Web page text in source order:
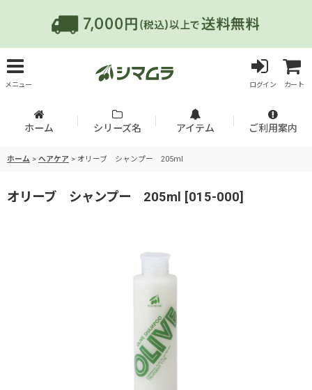
メニュー ログイン カート
ホーム シリーズ名 アイテム ご利用案内
ホーム > ヘアケア > オリーブ シャンプー 205ml
オリーブ シャンプー 205ml [015-000]